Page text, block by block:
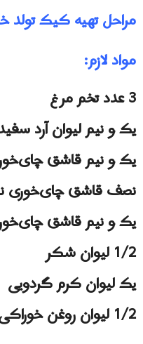
مراحل تهیه کیک تولد
مواد لازم:
3 عدد تخم مرغ
یک و نیم لیوان آرد
یک و نیم قاشق
نصف قاشق چای‌خوری
یک و نیم قاشق
1/2 لیوان شکر
یک لیوان کرم گردویی
1/2 لیوان روغن خوراکی